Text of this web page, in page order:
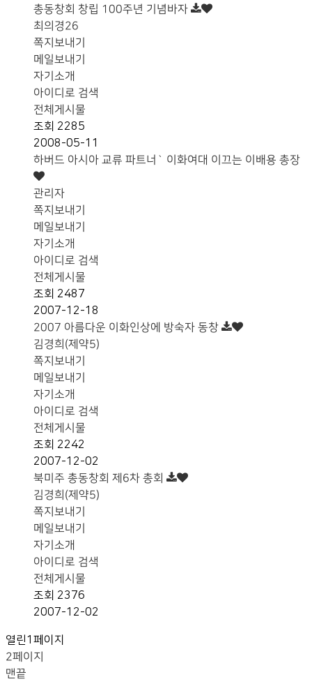
총동창회 창립 100주년 기념바자
최의경26
쪽지보내기
메일보내기
자기소개
아이디로 검색
전체게시물
조회 2285
2008-05-11
하버드 아시아 교류 파트너` 이화여대 이끄는 이배용 총장
관리자
쪽지보내기
메일보내기
자기소개
아이디로 검색
전체게시물
조회 2487
2007-12-18
2007 아름다운 이화인상에 방숙자 동창
김경희(제약5)
쪽지보내기
메일보내기
자기소개
아이디로 검색
전체게시물
조회 2242
2007-12-02
북미주 총동창회 제6차 총회
김경희(제약5)
쪽지보내기
메일보내기
자기소개
아이디로 검색
전체게시물
조회 2376
2007-12-02
열린1 페이지
2페이지
맨끝